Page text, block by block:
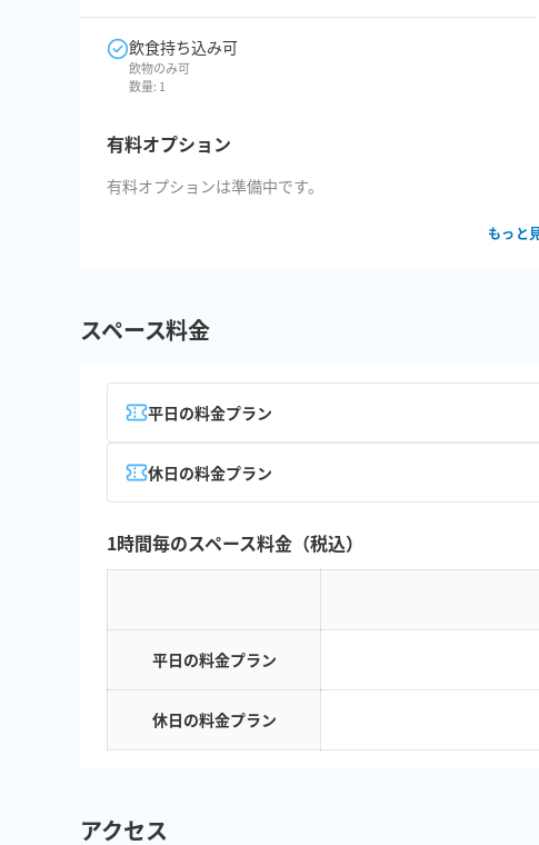
飲食持ち込み可
飲物のみ可
数量: 1
有料オプション
有料オプションは準備中です。
もっと
スペース料金
平日の料金プラン
休日の料金プラン
1時間毎のスペース料金（税込）
平日の料金プラン
休日の料金プラン
アクセス